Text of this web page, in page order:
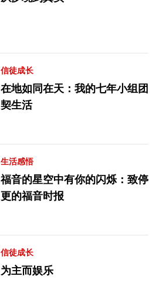
信徒成长
在地如同在天：我的七年小组团
契生活
生活感悟
福音的星空中有你的闪烁：致停
更的福音时报
信徒成长
为主而娱乐